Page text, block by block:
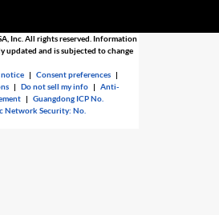
Inc. All rights reserved. Information
updated and is subjected to change
|Consent preferences |
|Do not sell my info |Anti-
|Guangdong ICP No.
Network Security: No.